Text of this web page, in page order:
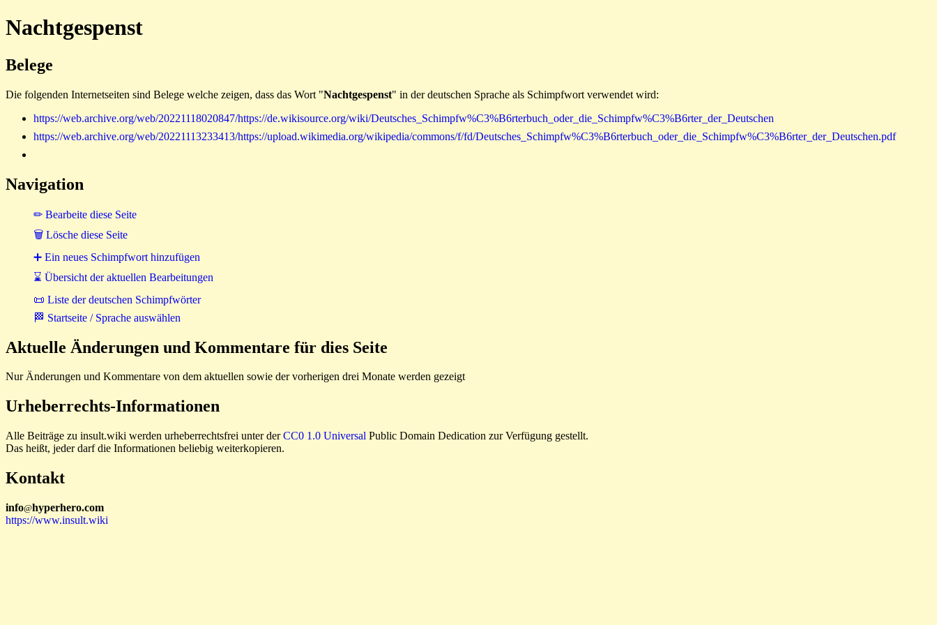
Nachtgespenst
Belege
Die folgenden Internetseiten sind Belege welche zeigen, dass das Wort "Nachtgespenst" in der deutschen Sprache als Schimpfwort verwendet wird:
https://web.archive.org/web/20221118020847/https://de.wikisource.org/wiki/Deutsches_Schimpfw%C3%B6rterbuch_oder_die_Schimpfw%C3%B6rter_der_Deutschen
https://web.archive.org/web/20221113233413/https://upload.wikimedia.org/wikipedia/commons/f/fd/Deutsches_Schimpfw%C3%B6rterbuch_oder_die_Schimpfw%C3%B6rter_der_Deutschen.pdf
Navigation
✏ Bearbeite diese Seite
🗑 Lösche diese Seite
➕ Ein neues Schimpfwort hinzufügen
⌛ Übersicht der aktuellen Bearbeitungen
📜 Liste der deutschen Schimpfwörter
🏁 Startseite / Sprache auswählen
Aktuelle Änderungen und Kommentare für dies Seite
Nur Änderungen und Kommentare von dem aktuellen sowie der vorherigen drei Monate werden gezeigt
Urheberrechts-Informationen
Alle Beiträge zu insult.wiki werden urheberrechtsfrei unter derCC0 1.0 Universal Public Domain Dedication zur Verfügung gestellt.
Das heißt, jeder darf die Informationen beliebig weiterkopieren.
Kontakt
info@hyperhero.com
https://www.insult.wiki